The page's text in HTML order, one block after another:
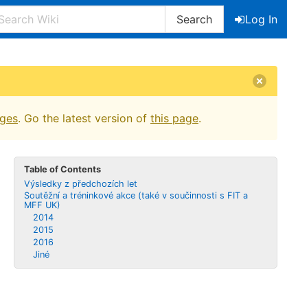
Search
Log In
. Go the latest version of this page.
Table of Contents
Výsledky z předchozích let
Soutěžní a tréninkové akce (také v součinnosti s FIT a
MFF UK)
2014
2015
2016
Jiné